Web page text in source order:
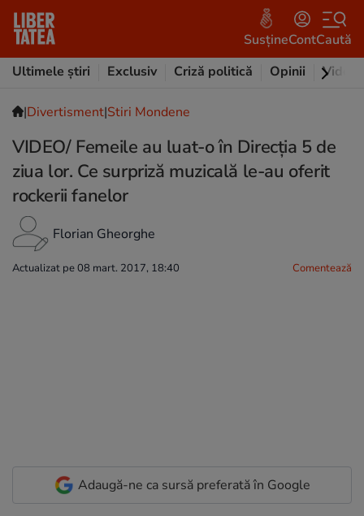
SusțineContCaută
Ultimele știri
Exclusiv Criză politică Opinii Video
|Divertisment|Stiri Mondene
VIDEO/ Femeile au luat-o în Direcția 5 de
ziua lor. Ce surpriză muzicală le-au oferit
rockerii fanelor
Florian Gheorghe
Actualizat pe 08 mart. 2017, 18:40 Comentează
Adaugă-ne ca sursă preferată în Google